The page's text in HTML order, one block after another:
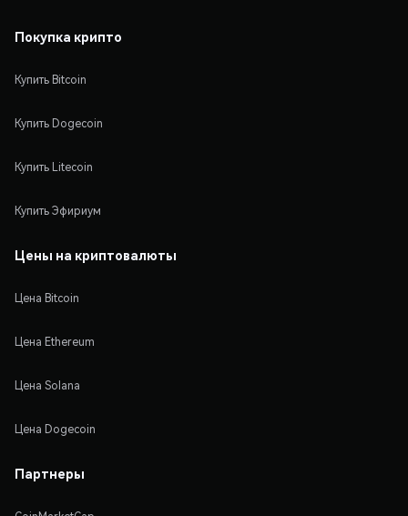
Покупка крипто
Купить Bitcoin
Купить Dogecoin
Купить Litecoin
Купить Эфириум
Цены на криптовалюты
Цена Bitcoin
Цена Ethereum
Цена Solana
Цена Dogecoin
Партнеры